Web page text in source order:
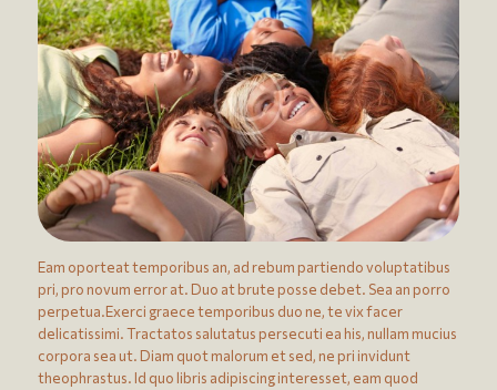
Eam oporteat temporibus an, ad rebum partiendo voluptatibus
pri, pro novum error at. Duo at brute posse debet. Sea an porro
perpetua.Exerci graece temporibus duo ne, te vix facer
delicatissimi. Tractatos salutatus persecuti ea his, nullam mucius
corpora sea ut. Diam quot malorum et sed, ne pri invidunt
theophrastus. Id quo libris adipiscing interesset, eam quod